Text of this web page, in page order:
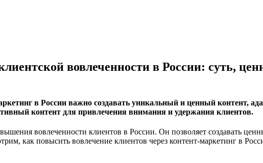
вовлеченности в России: суть,
в России важно создавать уникальный и ценный контент,
контент для привлечения внимания и удержания клиентов.
вовлеченности клиентов в России. Он позволяет создавать
как повысить вовлечение клиентов через контент-маркетинг в